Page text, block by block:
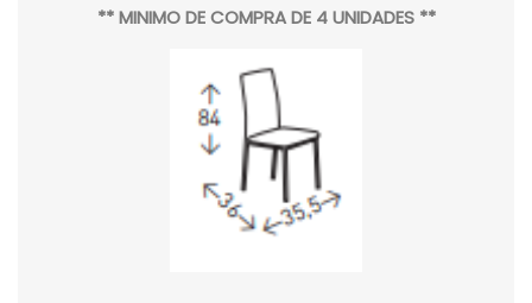
** MINIMO DE COMPRA DE 4 UNIDADES **